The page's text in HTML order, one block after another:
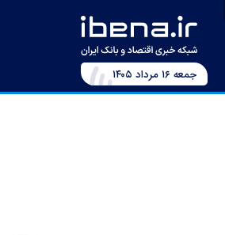
جمعه ۱۶ مرداد ۱۴۰۵